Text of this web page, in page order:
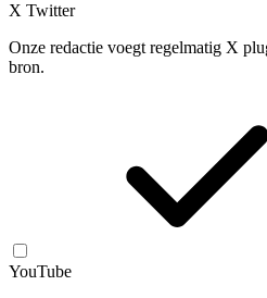
X Twitter
Onze redactie voegt regelmatig X
bron.
YouTube